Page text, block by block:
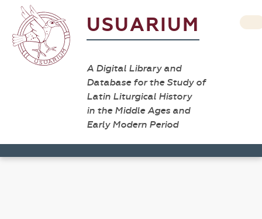
USUARIUM
A Digital Library and
Database for the Study of
Latin Liturgical History
in the Middle Ages and
Early Modern Period